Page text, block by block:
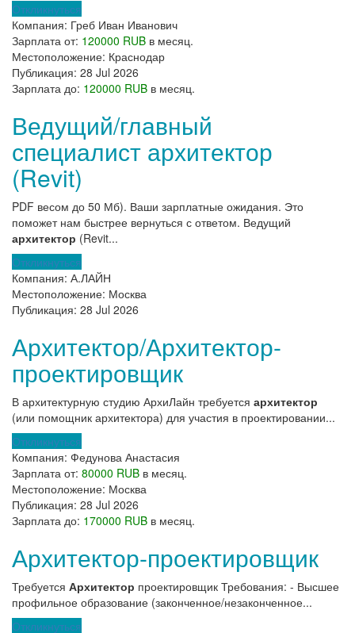
Откликнуться
Компания: Греб Иван Иванович
Зарплата от: 120000 RUB в месяц.
Местоположение: Краснодар
Публикация: 28 Jul 2026
Зарплата до: 120000 RUB в месяц.
Ведущий/главный
специалист архитектор
(Revit)
PDF весом до 50 Мб). Ваши зарплатные ожидания. Это
поможет нам быстрее вернуться с ответом. Ведущий
архитектор (Revit...
Откликнуться
Компания: А.ЛАЙН
Местоположение: Москва
Публикация: 28 Jul 2026
Архитектор/Архитектор-
проектировщик
В архитектурную студию АрхиЛайн требуется архитектор
(или помощник архитектора) для участия в проектировании...
Откликнуться
Компания: Федунова Анастасия
Зарплата от: 80000 RUB в месяц.
Местоположение: Москва
Публикация: 28 Jul 2026
Зарплата до: 170000 RUB в месяц.
Архитектор-проектировщик
Требуется Архитектор проектировщик Требования: - Высшее
профильное образование (законченное/незаконченное...
Откликнуться